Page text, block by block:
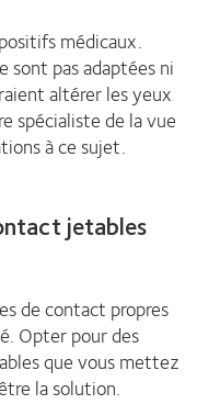
médicaux.
sont pas adaptées ni
altérer les yeux
spécialiste de la vue
à ce sujet.
jetables
de contact propres
Opter pour des
que vous mettez
la solution.